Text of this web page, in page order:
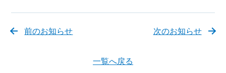
前のお知らせ
一覧へ戻る
次のお知らせ